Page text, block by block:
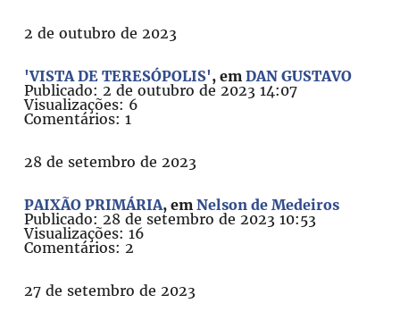
2 de outubro de 2023
'VISTA DE TERESÓPOLIS', emDAN GUSTAVO
Publicado: 2 de outubro de 2023 14:07
Visualizações: 6
Comentários: 1
28 de setembro de 2023
PAIXÃO PRIMÁRIA, emNelson de Medeiros
Publicado: 28 de setembro de 2023 10:53
Visualizações: 16
Comentários: 2
27 de setembro de 2023